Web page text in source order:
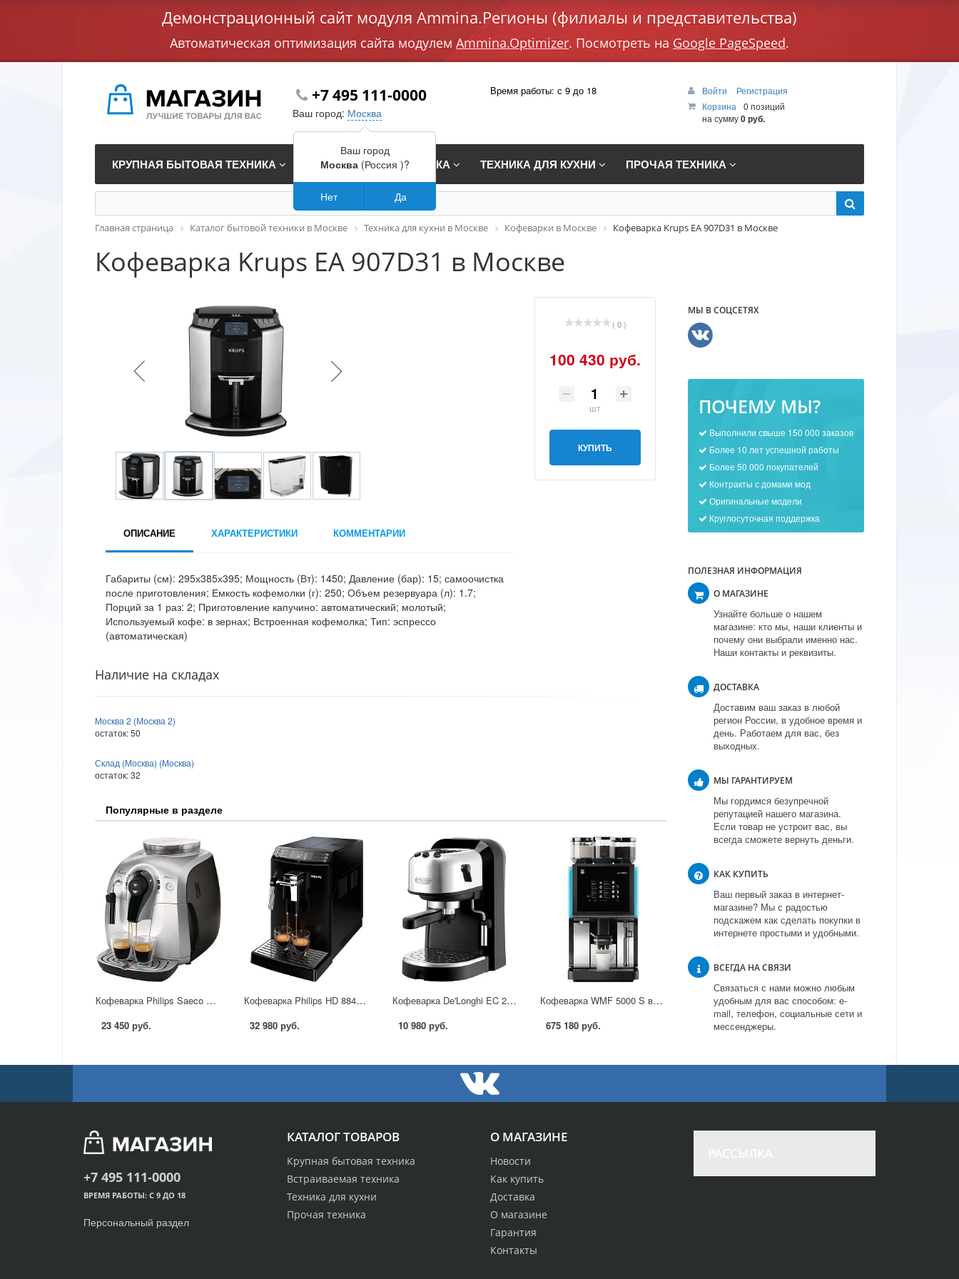
Демонстрационный сайт модуля Ammina.Регионы (филиалы и представительства)
Автоматическая оптимизация сайта модулем Ammina.Optimizer. Посмотреть на Google PageSpeed.
+7 495 111-0000
Ваш город: Москва
Время работы: с 9 до 18 Войти
Регистрация
Корзина
0 позиций
на сумму0 руб.
КРУПНАЯ БЫТОВАЯ ТЕХНИКА ВСТРАИВАЕМАЯ ТЕХНИКА ТЕХНИКА ДЛЯ КУХНИ ПРОЧАЯ ТЕХНИКА
Главная страница Каталог бытовой техники в Москве Техника для кухни в Москве Кофеварки в Москве Кофеварка Krups EA 907D31 в Москве
Кофеварка Krups EA 907D31 в Москве
( 0 )
100 430 руб.
шт
КУПИТЬ
ОПИСАНИЕ ХАРАКТЕРИСТИКИ КОММЕНТАРИИ
Габариты (см): 295х385х395; Мощность (Вт): 1450; Давление (бар): 15; самоочистка
после приготовления; Емкость кофемолки (г): 250; Объем резервуара (л): 1.7;
Порций за 1 раз: 2; Приготовление капучино: автоматический; молотый;
Используемый кофе: в зернах; Встроенная кофемолка; Тип: эспрессо
(автоматическая)
Наличие на складах
Москва 2 (Москва 2)
остаток:50
Склад (Москва) (Москва)
остаток:32
Популярные в разделе
Кофеварка Philips Saeco Xsmall Class HD 8745 в Москве
23 450 руб.
Кофеварка Philips HD 8842 в Москве
32 980 руб.
Кофеварка De'Longhi EC 271 в Москве
10 980 руб.
Кофеварка WMF 5000 S в Москве
675 180 руб.
МЫ В СОЦСЕТЯХ
ПОЧЕМУ МЫ?
Выполнили свыше 150 000 заказов
Более 10 лет успешной работы
Более 50 000 покупателей
Контракты с домами мод
Оригинальные модели
Круглосуточная поддержка
ПОЛЕЗНАЯ ИНФОРМАЦИЯ
О МАГАЗИНЕ
Узнайте больше о нашем
магазине: кто мы, наши клиенты и
почему они выбрали именно нас.
Наши контакты и реквизиты.
ДОСТАВКА
Доставим ваш заказ в любой
регион России, в удобное время и
день. Работаем для вас, без
выходных.
МЫ ГАРАНТИРУЕМ
Мы гордимся безупречной
репутацией нашего магазина.
Если товар не устроит вас, вы
всегда сможете вернуть деньги.
КАК КУПИТЬ
Ваш первый заказ в интернет-
магазине? Мы с радостью
подскажем как сделать покупки в
интернете простыми и удобными.
ВСЕГДА НА СВЯЗИ
Связаться с нами можно любым
удобным для вас способом: e-
mail, телефон, социальные сети и
мессенджеры.
О МАГАЗИНЕ
Новости
Как купить
Доставка
О магазине
Гарантия
Контакты
КАТАЛОГ ТОВАРОВ
Крупная бытовая техника
Встраиваемая техника
Техника для кухни
Прочая техника
+7 495 111-0000
ВРЕМЯ РАБОТЫ: С 9 ДО 18
Персональный раздел
Ваш город
Москва(Россия )?
Нет Да